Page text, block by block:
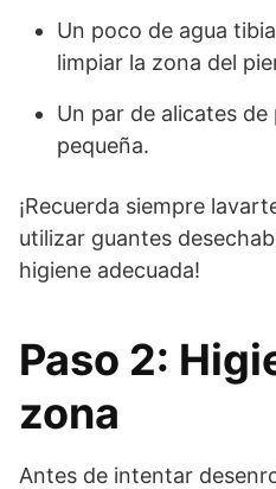
Un poco de agua
limpiar la zona del
Un par de alicates
pequeña.
¡Recuerda siempre
utilizar guantes
higiene adecuada!
Paso 2:
zona
Antes de intentar